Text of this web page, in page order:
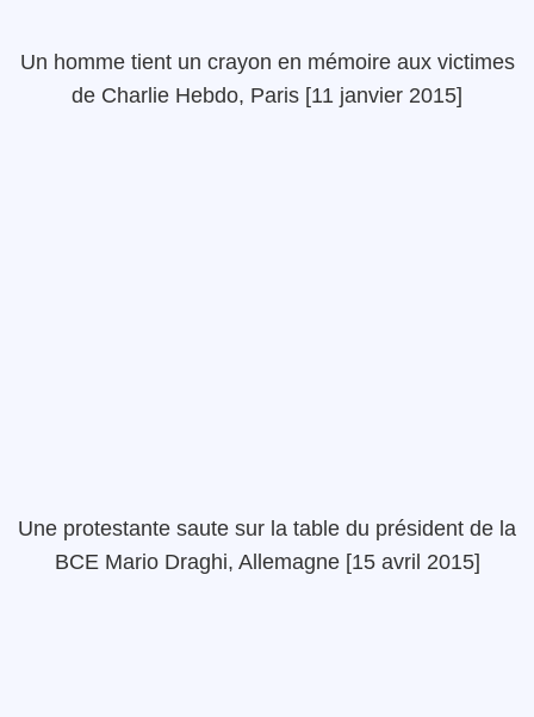
Un homme tient un crayon en mémoire aux victimes
de Charlie Hebdo, Paris [11 janvier 2015]
Une protestante saute sur la table du président de la
BCE Mario Draghi, Allemagne [15 avril 2015]